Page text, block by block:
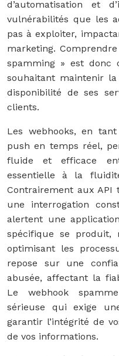
d’automatisation et
vulnérabilités que les
pas à exploiter,
marketing.
spamming » est donc
souhaitant maintenir
disponibilité de ses
clients.
Les webhooks, en
push en temps réel,
fluide et efficace
essentielle à la
Contrairement aux API
une interrogation
alertent une
spécifique se produit,
optimisant les
repose sur une
abusée, affectant la
Le webhook
sérieuse qui exige
garantir l’intégrité de
de vos informations.